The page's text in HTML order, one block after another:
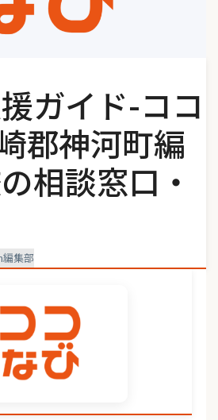
ガイド-ココ
郡神河町編
相談窓口・
編集部